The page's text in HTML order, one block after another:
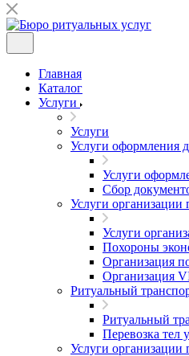
Главная
Каталог
Услуги
Услуги
Услуги оформления
Услуги
Сбор
Услуги организации
Услуги
Похороны
Организация
Организация
Ритуальный
Ритуальный
Перевозка тел
Услуги организации